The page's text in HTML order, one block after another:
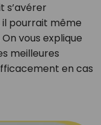
s’avérer
il pourrait même
vous explique
meilleures
en cas